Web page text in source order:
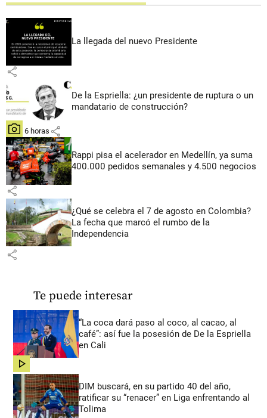
La llegada del nuevo Presidente
share
De la Espriella: ¿un presidente de ruptura o un
mandatario de construcción?
hace 6 horas share
Rappi pisa el acelerador en Medellín, ya suma
400.000 pedidos semanales y 4.500 negocios
share
¿Qué se celebra el 7 de agosto en Colombia?
La fecha que marcó el rumbo de la
Independencia
share
Te puede interesar
“La coca dará paso al coco, al cacao, al
café”: así fue la posesión de De la Espriella
en Cali
share
DIM buscará, en su partido 40 del año,
ratificar su “renacer” en Liga enfrentando al
Tolima